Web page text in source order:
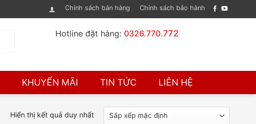
Chính sách bán hàng Chính sách bảo hành
Hotline đặt hàng: 0326.770.772
KHUYẾN MÃI TIN TỨC LIÊN HỆ
Hiển thị kết quả duy nhất